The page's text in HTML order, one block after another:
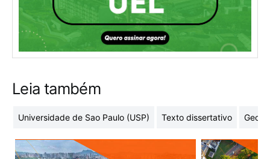
Leia também
Universidade de Sao Paulo (USP) Texto dissertativo